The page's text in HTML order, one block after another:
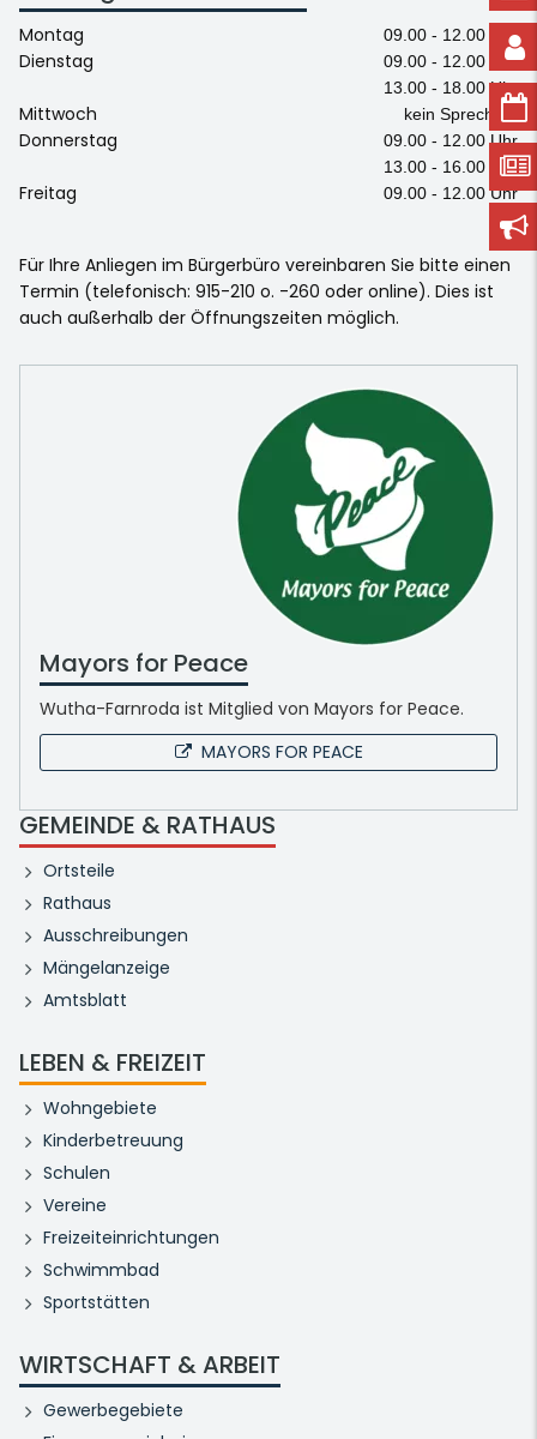
Montag 09.00 - 12.00 Uhr
Dienstag
09.00 - 12.00 Uhr
13.00 - 18.00 Uhr
Mittwoch kein Sprechtag
Donnerstag
09.00 - 12.00 Uhr
13.00 - 16.00 Uhr
Freitag 09.00 - 12.00 Uhr
Für Ihre Anliegen im Bürgerbüro vereinbaren Sie bitte einen
Termin (telefonisch: 915-210 o. -260 oder online). Dies ist
auch außerhalb der Öffnungszeiten möglich.
Mayors for Peace
Wutha-Farnroda ist Mitglied von Mayors for Peace.
MAYORS FOR PEACE
GEMEINDE & RATHAUS
Ortsteile
Rathaus
Ausschreibungen
Mängelanzeige
Amtsblatt
LEBEN & FREIZEIT
Wohngebiete
Kinderbetreuung
Schulen
Vereine
Freizeiteinrichtungen
Schwimmbad
Sportstätten
WIRTSCHAFT & ARBEIT
Gewerbegebiete